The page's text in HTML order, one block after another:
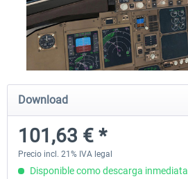
X-Plane.org - King Air 350 XP12
54,86 € *
Download
101,63 € *
Precio incl. 21% IVA legal
Disponible como descarga inmediata